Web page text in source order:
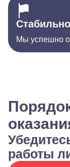
Мы успешно
работы